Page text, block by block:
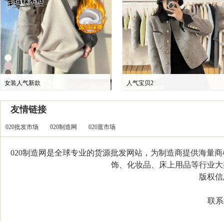
女装人气新款 人气宝贝2
友情链接
020批发市场 020制造网 020逛市场
020制造网是全球专业的货源批发网站，为制造商提供海量
饰、化妆品、床上用品等行业
版权信
联